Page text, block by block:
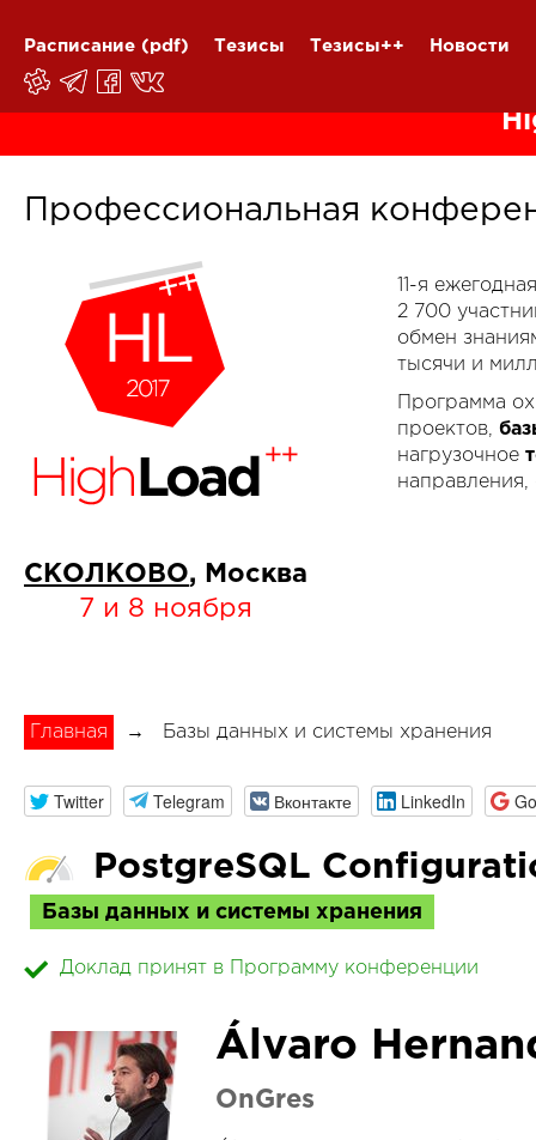
Расписание (pdf) Тезисы Тезисы++ Новости
Профессиональная
СКОЛКОВО, Москва
7 и 8 ноября
11-я
2 700
обмен
тысячи и
Программа
проектов,
нагрузочное
Главная → Базы данных и системы хранения
Twitter Telegram Вконтакте LinkedIn
PostgreSQL
Базы данных и системы хранения
Доклад принят в Программу конференции
Álvaro
OnGres